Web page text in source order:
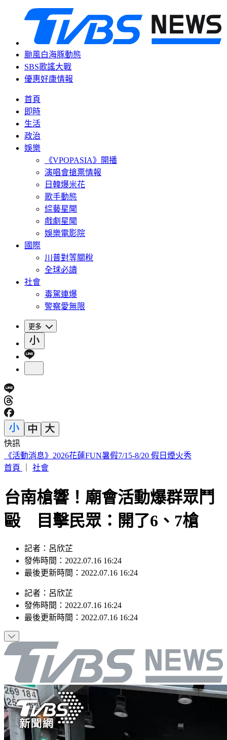
颱風白海豚動態
SBS歌謠大戰
優惠好康情報
首頁
即時
生活
政治
娛樂
《VPOPASIA》開播
演唱會搶票情報
日韓爆米花
歌手動態
綜藝星聞
戲劇星聞
娛樂電影院
國際
川普對等關稅
全球必讀
社會
毒駕連爆
警察愛無限
更多
快訊
市場拜票擋人去路遭嗆聲 沈伯洋道歉了「希望能夠精進動
線」
台南槍響！廟會活動爆群眾鬥
毆 目擊民眾：開了6、7槍
記者：呂欣芷
發佈時間：2022.07.16 16:24
記者：呂欣芷
發佈時間：2022.07.16 16:24